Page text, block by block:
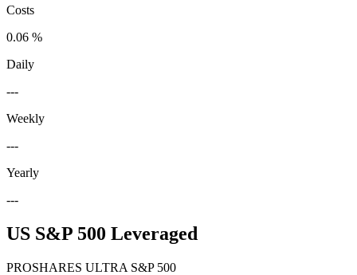
Costs
0.06 %
Daily
---
Weekly
---
Yearly
---
US S&P 500 Leveraged
PROSHARES ULTRA S&P 500